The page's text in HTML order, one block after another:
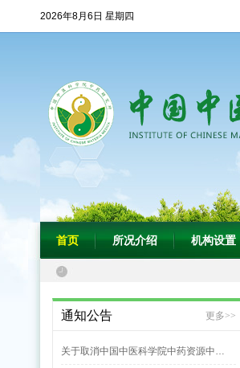
2026年8月6日 星期四
首页 所况介绍 机构设置
更多>>
通知公告
关于取消中国中医科学院中药资源中…